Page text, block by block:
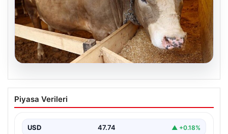
07.08.2026
Kurbanlık fiyatları il il sorgulama ekranı
2026: Büyükbaş ve küçükbaş canlı kilo
ve tüm illerin kurbanlık fiyatları
Piyasa Verileri
USD 47.74 ▲ +0.18%